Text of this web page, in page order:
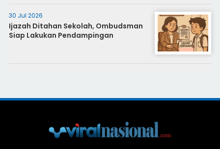
30 Jul 2026
Ijazah Ditahan Sekolah, Ombudsman
Siap Lakukan Pendampingan